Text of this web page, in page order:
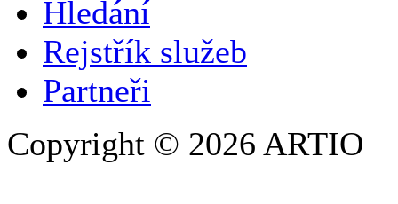
TELEFON
Hledání
Rejstřík služeb
Partneři
Copyright © 2026 ARTIO